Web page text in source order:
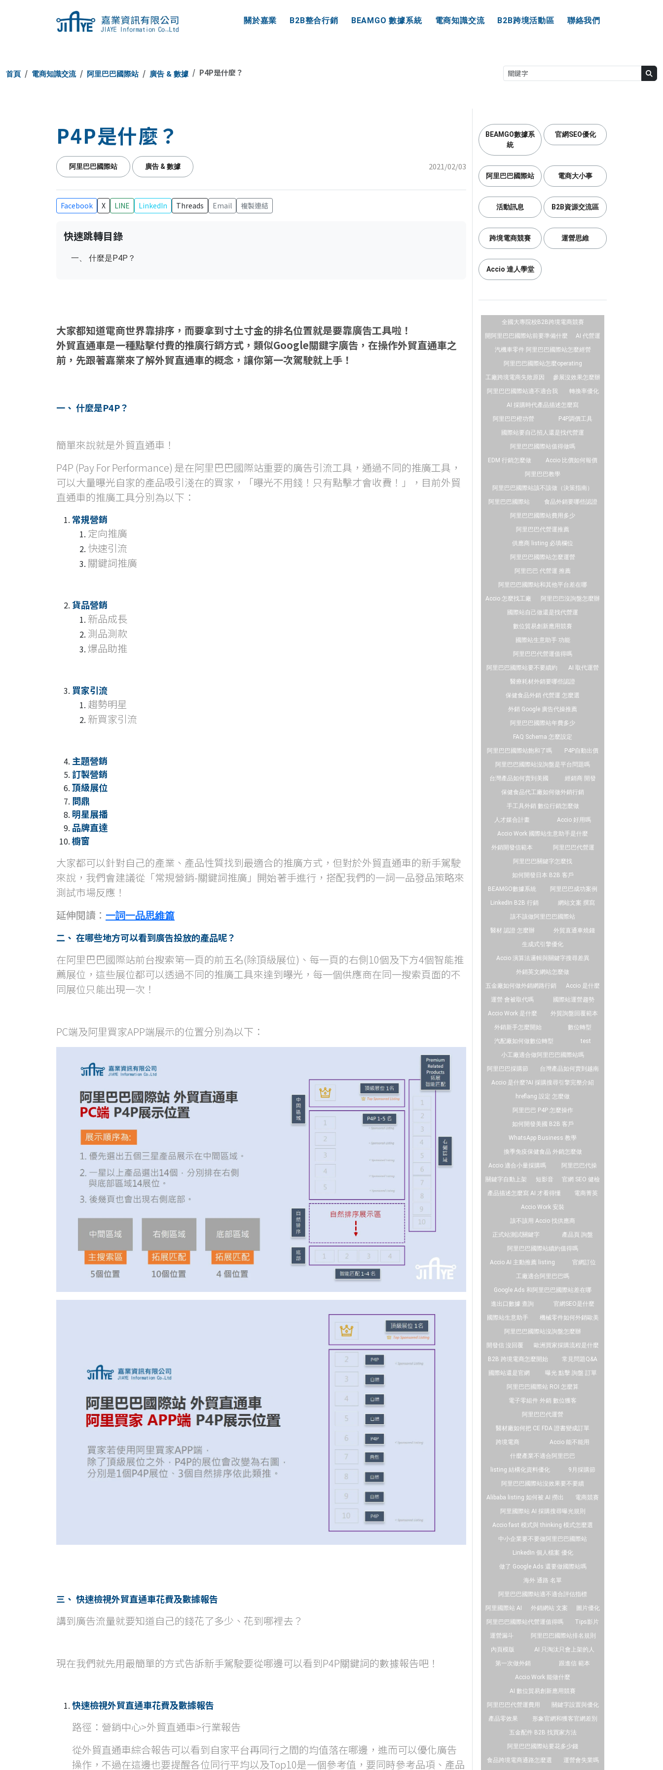
關於嘉業 B2B整合行銷 BEAMGO 數據系統 電商知識交流 B2B跨境活動區 聯絡我們
首頁 電商知識交流 阿里巴巴國際站 廣告 & 數據 P4P是什麼？
P4P是什麼？
阿里巴巴國際站 廣告 & 數據 2021/02/03
Facebook X LINE LinkedIn Threads Email 複製連結
快速跳轉目錄
一、 什麼是P4P？
大家都知道電商世界靠排序，而要拿到寸土寸金的排名位置就是要靠廣告工具啦！
外貿直通車是一種點擊付費的推廣行銷方式，類似Google關鍵字廣告，在操作外貿直通車之
前，先跟著嘉業來了解外貿直通車的概念，讓你第一次駕駛就上手！
一、 什麼是P4P？
簡單來說就是外貿直通車！
P4P (Pay For Performance) 是在阿里巴巴國際站重要的廣告引流工具，通過不同的推廣工具，
可以大量曝光自家的產品吸引淺在的買家，「曝光不用錢！只有點擊才會收費！」，目前外貿
直通車的推廣工具分別為以下：
常規營銷
定向推廣
快速引流
關鍵詞推廣
貨品營銷
新品成長
測品測款
爆品助推
買家引流
趨勢明星
新買家引流
主題營銷
訂製營銷
頂級展位
問鼎
明星展播
品牌直達
櫥窗
大家都可以針對自己的產業、產品性質找到最適合的推廣方式，但對於外貿直通車的新手駕駛
來說，我們會建議從「常規營銷-關鍵詞推廣」開始著手進行，搭配我們的一詞一品發品策略來
測試市場反應！
延伸閱讀： 一詞一品思維篇
二、 在哪些地方可以看到廣告投放的產品呢？
在阿里巴巴國際站前台搜索第一頁的前五名(除頂級展位)、每一頁的右側10個及下方4個智能推
薦展位，這些展位都可以透過不同的推廣工具來達到曝光，每一個供應商在同一搜索頁面的不
同展位只能出現一次！
PC端及阿里買家APP端展示的位置分別為以下：
三、 快速檢視外貿直通車花費及數據報告
講到廣告流量就要知道自己的錢花了多少、花到哪裡去？
現在我們就先用最簡單的方式告訴新手駕駛要從哪邊可以看到P4P關鍵詞的數據報告吧！
快速檢視外貿直通車花費及數據報告
路徑：營銷中心>外貿直通車>行業報告
從外貿直通車綜合報告可以看到自家平台再同行之間的均值落在哪邊，進而可以優化廣告
操作，不過在這邊也要提醒各位同行平均以及Top10是一個參考值，要同時參考品項、產品
BEAMGO數據系
統
官網SEO優化
阿里巴巴國際站 電商大小事
活動訊息 B2B資源交流區
跨境電商競賽 運營思維
Accio 達人學堂
全國大專院校B2B跨境電商競賽
開阿里巴巴國際站前要準備什麼
AI 代營運
汽機車零件 阿里巴巴國際站怎麼經營
阿里巴巴國際站怎麼operating
工廠跨境電商失敗原因
參展沒效果怎麼辦
阿里巴巴國際站適不適合我
轉換率優化
AI 採購時代產品描述怎麼寫
阿里巴巴橙功營
P4P調價工具
國際站要自己招人還是找代營運
阿里巴巴國際站值得做嗎
EDM 行銷怎麼做
Accio 比價如何報價
阿里巴巴教學
阿里巴巴國際站該不該做（決策指南）
阿里巴巴國際站
食品外銷要哪些認證
阿里巴巴國際站費用多少
阿里巴巴代營運推薦
供應商 listing 必填欄位
阿里巴巴國際站怎麼運營
阿里巴巴 代營運 推薦
阿里巴巴國際站和其他平台差在哪
Accio 怎麼找工廠
阿里巴巴沒詢盤怎麼辦
國際站自己做還是找代營運
數位貿易創新應用競賽
國際站生意助手 功能
阿里巴巴代營運值得嗎
阿里巴巴國際站要不要續約
AI 取代運營
醫療耗材外銷要哪些認證
保健食品外銷 代營運 怎麼選
外銷 Google 廣告代操推薦
阿里巴巴國際站年費多少
FAQ Schema 怎麼設定
阿里巴巴國際站飽和了嗎
P4P自動出價
阿里巴巴國際站沒詢盤是平台問題嗎
台灣產品如何賣到美國
經銷商 開發
保健食品代工廠如何做外銷行銷
手工具外銷 數位行銷怎麼做
人才媒合計畫
Accio 好用嗎
Accio Work 國際站生意助手是什麼
外銷開發信範本
阿里巴巴代營運
阿里巴巴關鍵字怎麼找
如何開發日本 B2B 客戶
BEAMGO數據系統
阿里巴巴成功案例
LinkedIn B2B 行銷
網站文案 撰寫
該不該做阿里巴巴國際站
醫材 認證 怎麼辦
外貿直通車燒錢
生成式引擎優化
Accio 演算法邏輯與關鍵字搜尋差異
外銷英文網站怎麼做
五金廠如何做外銷網路行銷
Accio 是什麼
運營 會被取代嗎
國際站運營趨勢
Accio Work 是什麼
外貿詢盤回覆範本
外銷新手怎麼開始
數位轉型
汽配廠如何做數位轉型
test
小工廠適合做阿里巴巴國際站嗎
阿里巴巴採購節
台灣產品如何賣到越南
Accio 是什麼?AI 採購搜尋引擎完整介紹
hreflang 設定 怎麼做
阿里巴巴 P4P 怎麼操作
如何開發美國 B2B 客戶
WhatsApp Business 教學
換季免疫保健食品 外銷怎麼做
Accio 適合小量採購嗎
阿里巴巴代操
關鍵字自動上架
短影音
官網 SEO 健檢
產品描述怎麼寫 AI 才看得懂
電商菁英
Accio Work 安裝
該不該用 Accio 找供應商
正式站測試關鍵字
產品頁 詢盤
阿里巴巴國際站續約值得嗎
Accio AI 主動推薦 listing
官網訂位
工廠適合阿里巴巴嗎
Google Ads 和阿里巴巴國際站差在哪
進出口數據 查詢
官網SEO是什麼
國際站生意助手
機械零件如何外銷歐美
阿里巴巴國際站沒詢盤怎麼辦
開發信 沒回覆
歐洲買家採購流程是什麼
B2B 跨境電商怎麼開始
常見問題Q&A
國際站還是官網
曝光 點擊 詢盤 訂單
阿里巴巴國際站 ROI 怎麼算
電子零組件 外銷 數位獲客
阿里巴巴代運營
醫材廠如何把 CE FDA 證書變成訂單
跨境電商
Accio 能不能用
什麼產業不適合阿里巴巴
listing 結構化資料優化
9月採購節
阿里巴巴國際站沒效果要不要續
Alibaba listing 如何被 AI 撈出
電商競賽
阿里國際站 AI 採購搜尋曝光規則
Accio fast 模式與 thinking 模式怎麼選
中小企業要不要做阿里巴巴國際站
LinkedIn 個人檔案 優化
做了 Google Ads 還要做國際站嗎
海外 通路 名單
阿里巴巴國際站適不適合評估指標
阿里國際站 AI
外銷網站 文案
圖片優化
阿里巴巴國際站代營運值得嗎
Tips影片
運營漏斗
阿里巴巴國際站排名規則
內頁模版
AI 只淘汰只會上架的人
第一次做外銷
跟進信 範本
Accio Work 能做什麼
AI 數位貿易創新應用競賽
阿里巴巴代營運費用
關鍵字設置與優化
產品零效果
形象官網和獲客官網差別
五金配件 B2B 找買家方法
阿里巴巴國際站要花多少錢
食品跨境電商通路怎麼選
運營會失業嗎